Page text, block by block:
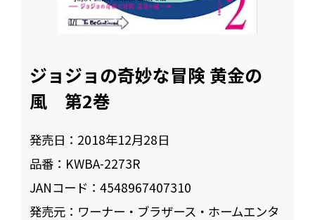
ジョジョの奇妙な冒険 黄金の
風 第2巻
発売日： 2018年12月28日
品番： KWBA-2273R
JANコード：4548967407310
発売元： ワーナー・ブラザース・ホームエンタ